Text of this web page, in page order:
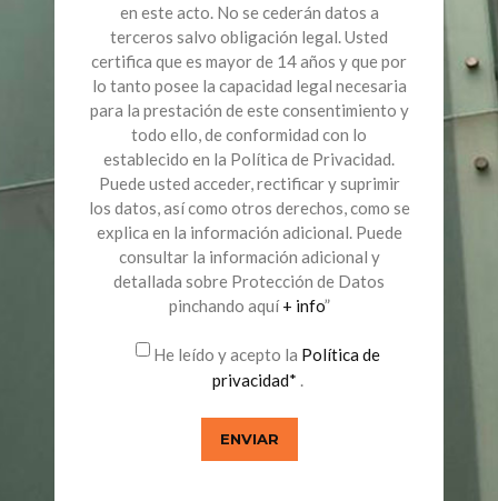
en este acto. No se cederán datos a
terceros salvo obligación legal. Usted
certifica que es mayor de 14 años y que por
lo tanto posee la capacidad legal necesaria
para la prestación de este consentimiento y
todo ello, de conformidad con lo
establecido en la Política de Privacidad.
Puede usted acceder, rectificar y suprimir
los datos, así como otros derechos, como se
explica en la información adicional. Puede
consultar la información adicional y
detallada sobre Protección de Datos
pinchando aquí+ info”
He leído y acepto la Política de
privacidad* .